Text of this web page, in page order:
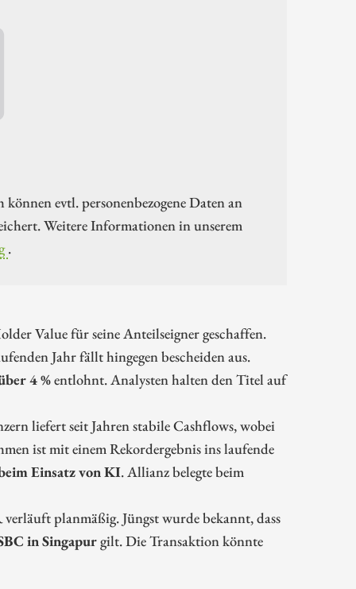
evtl. personenbezogene Daten an
Weitere Informationen in unserem
.
Value für seine Anteilseigner geschaffen.
Jahr fällt hingegen bescheiden aus.
4 %entlohnt. Analysten halten den Titel auf
liefert seit Jahren stabile Cashflows, wobei
ist mit einem Rekordergebnis ins laufende
Einsatz von KI. Allianz belegte beim
planmäßig. Jüngst wurde bekannt, dass
in Singapurgilt. Die Transaktion könnte